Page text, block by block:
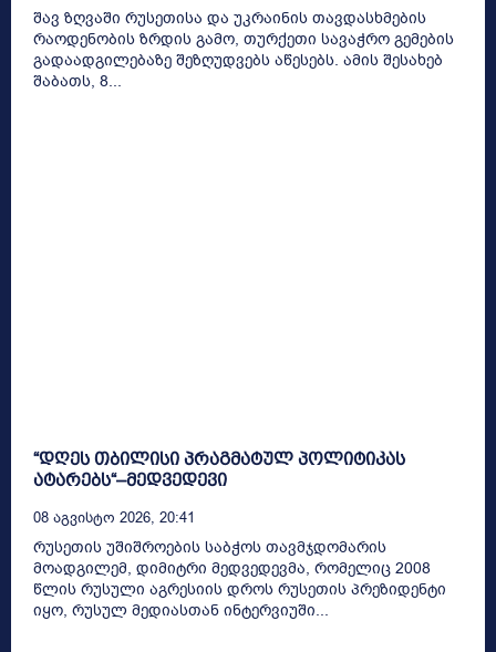
შავ ზღვაში რუსეთისა და უკრაინის თავდასხმების
რაოდენობის ზრდის გამო, თურქეთი სავაჭრო გემების
გადაადგილებაზე შეზღუდვებს აწესებს. ამის შესახებ
შაბათს, 8...
“დღეს თბილისი პრაგმატულ პოლიტიკას
ატარებს“–მედვედევი
08 Აგვისტო 2026, 20:41
რუსეთის უშიშროების საბჭოს თავმჯდომარის
მოადგილემ, დიმიტრი მედვედევმა, რომელიც 2008
წლის რუსული აგრესიის დროს რუსეთის პრეზიდენტი
იყო, რუსულ მედიასთან ინტერვიუში...